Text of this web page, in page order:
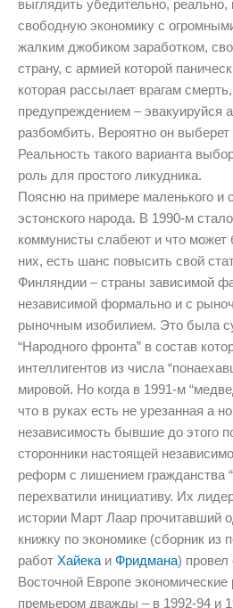
выглядить убедительно, реально,
свободную экономику с
жалким джобиком заработком,
страну, с армией которой
которая рассылает врагам
предупреждением – эвакуируйся
разбомбить. Вероятно он
Реальность такого варианта
роль для простого ликудника.
Поясню на примере маленького и
эстонского народа. В 1990-м
коммунисты слабеют и что может
них, есть шанс повысить свой
Финляндии – страны зависимой
независимой формально и с
рыночным изобилием. Это была
“Народного фронта” в состав
интеллигентов из числа
мировой. Но когда в 1991-м
что в руках есть не урезанная а
независимость бывшие до этого
сторонники настоящей
реформ с лишением гражданства
перехватили инициативу. Их
истории Март Лаар прочитавший
книжку по экономике (сборник из
работ Хайека и Фридмана)
Восточной Европе
премьером дважды – в 1992-94 и